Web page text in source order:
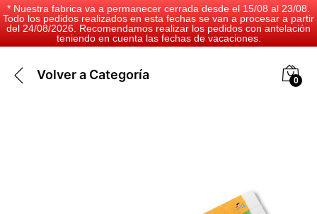
* Nuestra fabrica va a permanecer cerrada desde el 15/08 al 23/08.
Todo los pedidos realizados en esta fechas se van a procesar a partir
del 24/08/2026. Recomendamos realizar los pedidos con antelación
teniendo en cuenta las fechas de vacaciones.
Volver a Categoría 0